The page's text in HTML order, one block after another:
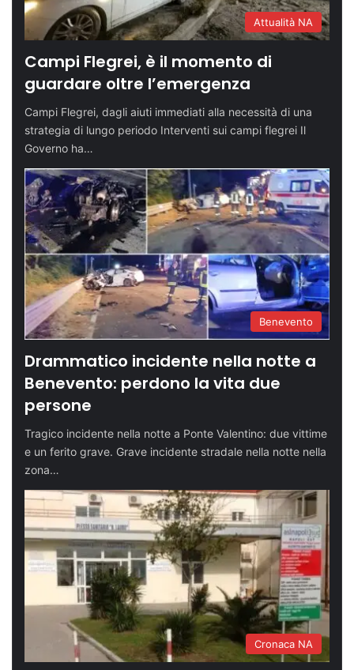
Attualità NA
Campi Flegrei, è il momento di
guardare oltre l’emergenza
Campi Flegrei, dagli aiuti immediati alla necessità di una
strategia di lungo periodo Interventi sui campi flegrei Il
Governo ha…
Benevento
Drammatico incidente nella notte a
Benevento: perdono la vita due
persone
Tragico incidente nella notte a Ponte Valentino: due vittime
e un ferito grave. Grave incidente stradale nella notte nella
zona…
Cronaca NA